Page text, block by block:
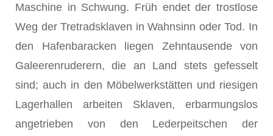
Maschine in Schwung. Früh endet der trostlose
Weg der Tretradsklaven in Wahnsinn oder Tod. In
den Hafenbaracken liegen Zehntausende von
Galeerenruderern, die an Land stets gefesselt
sind; auch in den Möbelwerkstätten und riesigen
Lagerhallen arbeiten Sklaven, erbarmungslos
angetrieben von den Lederpeitschen der